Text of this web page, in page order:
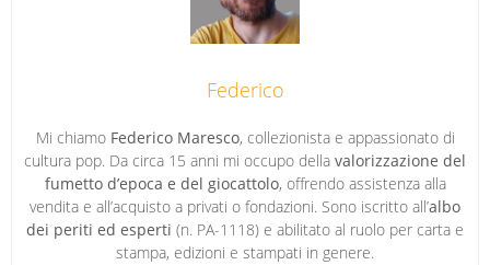
Federico
Mi chiamo Federico Maresco, collezionista e appassionato di
cultura pop. Da circa 15 anni mi occupo della valorizzazione del
fumetto d’epoca e del giocattolo, offrendo assistenza alla
vendita e all’acquisto a privati o fondazioni. Sono iscritto all’albo
dei periti ed esperti (n. PA-1118) e abilitato al ruolo per carta e
stampa, edizioni e stampati in genere.